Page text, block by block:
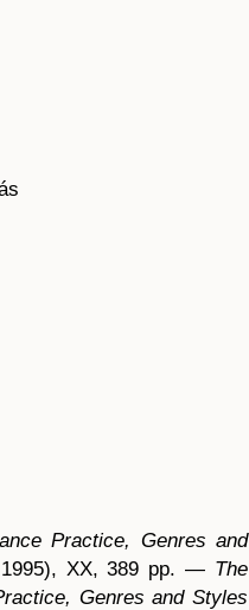
Practice, Genres and
1995), XX, 389 pp. — The
Genres and Styles